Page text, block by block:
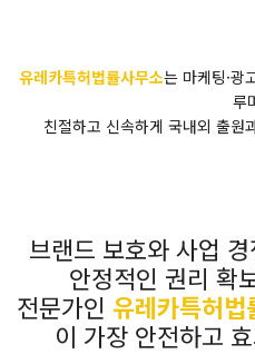
유레카특허법률사무소는 마케팅·광
루
친절하고 신속하게 국내외 출원
브랜드 보호와 사업
안정적인 권리 확
전문가인 유레카특허법
이 가장 안전하고